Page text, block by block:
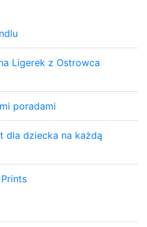
Ligerek z Ostrowca
poradami
dla dziecka na każdą